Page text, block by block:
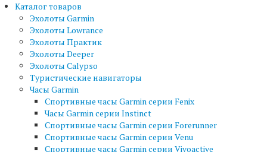
Каталог товаров
Эхолоты Garmin
Эхолоты Lowrance
Эхолоты Практик
Эхолоты Deeper
Эхолоты Calypso
Туристические навигаторы
Часы Garmin
Спортивные часы Garmin серии Fenix
Часы Garmin серии Instinct
Спортивные часы Garmin серии Forerunner
Спортивные часы Garmin серии Venu
Спортивные часы Garmin серии Vivoactive